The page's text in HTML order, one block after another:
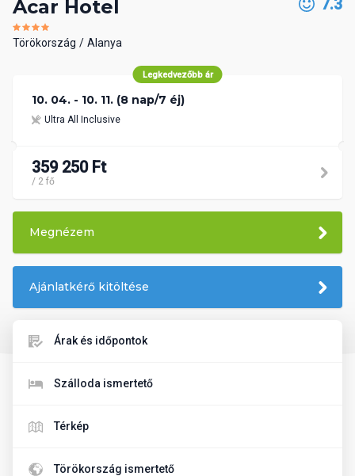
Acar Hotel
Törökország Alanya
7.3
Legkedvezőbb ár
10. 04. - 10. 11. (8 nap/7 éj)
Ultra All Inclusive
359 250 Ft
/ 2 fő
Megnézem
Ajánlatkérő kitöltése
Árak és időpontok
Szálloda ismertető
Térkép
Törökország ismertető